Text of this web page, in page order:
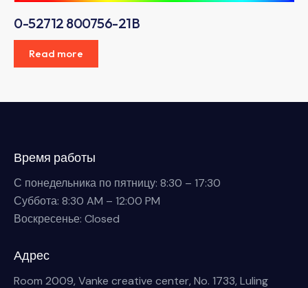
0-52712 800756-21B
Read more
Время работы
С понедельника по пятницу: 8:30 – 17:30
Суббота: 8:30 AM – 12:00 PM
Воскресенье: Closed
Адрес
Room 2009, Vanke creative center, No. 1733, Luling